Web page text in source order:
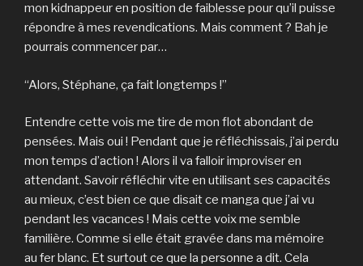
mon kidnappeur en position de faiblesse pour qu’il puisse
répondre à mes revendications. Mais comment ? Bah je
pourrais commencer par…
“Alors, Stéphane, ça fait longtemps !”
Entendre cette vois me tire de mon flot abondant de
pensées. Mais oui ! Pendant que je réfléchissais, j’ai perdu
mon temps d’action ! Alors il va falloir improviser en
attendant. Savoir réfléchir vite en utilisant ses capacités
au mieux, c’est bien ce que disait ce manga que j’ai vu
pendant les vacances ! Mais cette voix me semble
familière. Comme si elle était gravée dans ma mémoire
au fer blanc. Et surtout ce que la personne a dit. Cela